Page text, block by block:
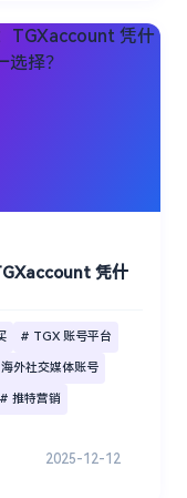
凭什
# TGX 账号平台
外社交媒体账号
# 推特营销
2025-12-12